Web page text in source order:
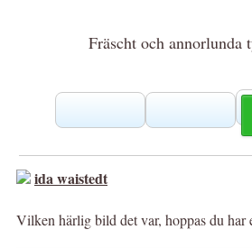
Fräscht och annorlunda
ida waistedt
Vilken härlig bild det var, hoppas du har